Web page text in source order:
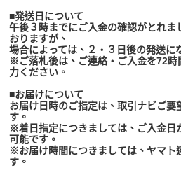
■発送日について
午後３時までにご入金の確認がとれま
おりますが、
場合によっては、２・３日後の発送に
※ご落札後は、ご連絡・ご入金を72時
力ください。
■お届けについて
お届け日時のご指定は、取引ナビご要
す。
※着日指定につきましては、ご入金日
可能です。
※お届け時間につきましては、ヤマト
す。